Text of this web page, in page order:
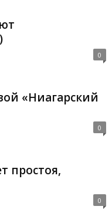
0
«Ниагарский
0
простоя,
0